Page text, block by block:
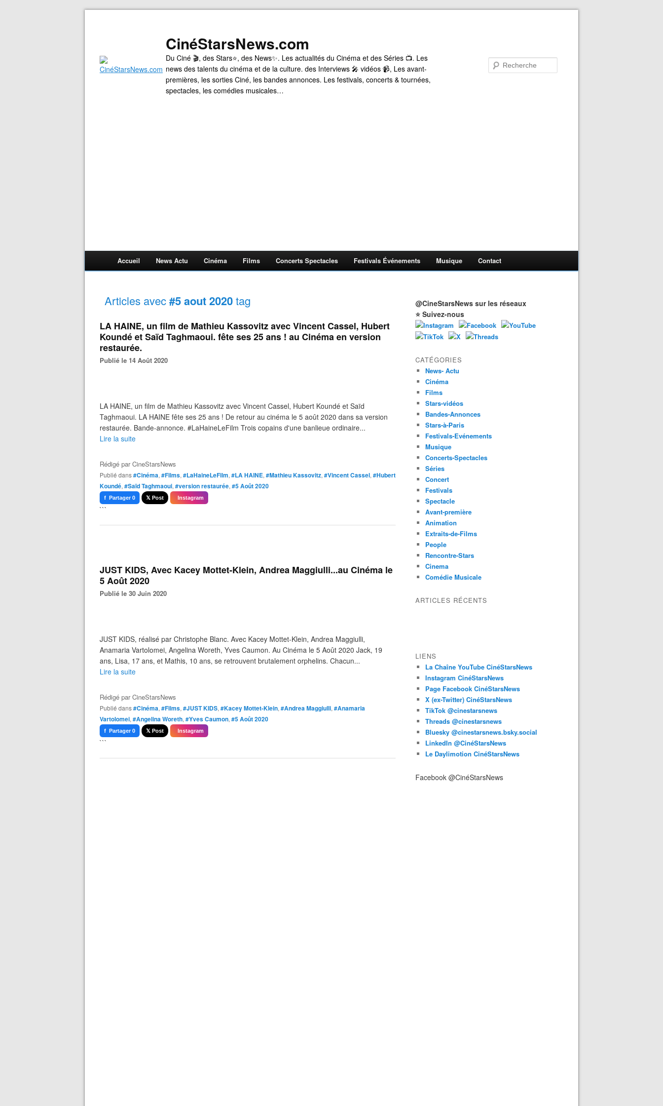
CinéStarsNews.com
Du Ciné 🎬, des Stars⭐, des News✨. Les actualités du Cinéma et des Séries 📺. Les
news des talents du cinéma et de la culture. des Interviews 🎤 vidéos 📹, Les avant-
premières, les sorties Ciné, les bandes annonces. Les festivals, concerts & tournées,
spectacles, les comédies musicales…
Accueil News Actu Cinéma Films Concerts Spectacles Festivals Événements Musique Contact
Articles avec#5 aout 2020tag
LA HAINE, un film de Mathieu Kassovitz avec Vincent Cassel, Hubert
Koundé et Saïd Taghmaoui. fête ses 25 ans ! au Cinéma en version
restaurée.
Publié le 14 Août 2020
LA HAINE, un film de Mathieu Kassovitz avec Vincent Cassel, Hubert Koundé et Saïd
Taghmaoui. LA HAINE fête ses 25 ans ! De retour au cinéma le 5 août 2020 dans sa version
restaurée. Bande-annonce. #LaHaineLeFilm Trois copains d'une banlieue ordinaire...
Lire la suite
Rédigé parCineStarsNews
Publié dans#Cinéma, #Films, #LaHaineLeFilm, #LA HAINE, #Mathieu Kassovitz, #Vincent Cassel, #Hubert
Koundé, #Saïd Taghmaoui, #version restaurée, #5 Août 2020
f Partager 0 𝕏 Post Instagram
```
JUST KIDS, Avec Kacey Mottet-Klein, Andrea Maggiulli...au Cinéma le
5 Août 2020
Publié le 30 Juin 2020
JUST KIDS, réalisé par Christophe Blanc. Avec Kacey Mottet-Klein, Andrea Maggiulli,
Anamaria Vartolomei, Angelina Woreth, Yves Caumon. Au Cinéma le 5 Août 2020 Jack, 19
ans, Lisa, 17 ans, et Mathis, 10 ans, se retrouvent brutalement orphelins. Chacun...
Lire la suite
Rédigé parCineStarsNews
Publié dans#Cinéma, #Films, #JUST KIDS, #Kacey Mottet-Klein, #Andrea Maggiulli, #Anamaria
Vartolomei, #Angelina Woreth, #Yves Caumon, #5 Août 2020
f Partager 0 𝕏 Post Instagram
```
@CineStarsNews sur les réseaux
⭐ Suivez-nous
CATÉGORIES
News- Actu
Cinéma
Films
Stars-vidéos
Bandes-Annonces
Stars-à-Paris
Festivals-Evénements
Musique
Concerts-Spectacles
Séries
Concert
Festivals
Spectacle
Avant-première
Animation
Extraits-de-Films
People
Rencontre-Stars
Cinema
Comédie Musicale
ARTICLES RÉCENTS
LIENS
La Chaîne YouTube CinéStarsNews
Instagram CinéStarsNews
Page Facebook CinéStarsNews
X (ex-Twitter) CinéStarsNews
TikTok @cinestarsnews
Threads @cinestarsnews
Bluesky @cinestarsnews.bsky.social‬
LinkedIn @CinéStarsNews
Le Daylimotion CinéStarsNews
Facebook @CinéStarsNews